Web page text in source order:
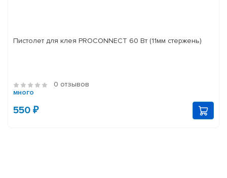
Пистолет для клея PROCONNECT 60 Вт (11мм стержень)
0 отзывов
много
550 ₽